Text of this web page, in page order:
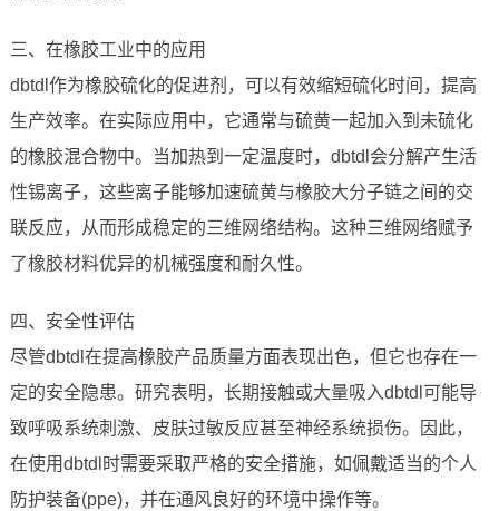
三、在橡胶工业中的应用
dbtdl作为橡胶硫化的促进剂，可以有效缩短硫化时间，提高
生产效率。在实际应用中，它通常与硫黄一起加入到未硫化
的橡胶混合物中。当加热到一定温度时，dbtdl会分解产生活
性锡离子，这些离子能够加速硫黄与橡胶大分子链之间的交
联反应，从而形成稳定的三维网络结构。这种三维网络赋予
了橡胶材料优异的机械强度和耐久性。
四、安全性评估
尽管dbtdl在提高橡胶产品质量方面表现出色，但它也存在一
定的安全隐患。研究表明，长期接触或大量吸入dbtdl可能导
致呼吸系统刺激、皮肤过敏反应甚至神经系统损伤。因此，
在使用dbtdl时需要采取严格的安全措施，如佩戴适当的个人
防护装备(ppe)，并在通风良好的环境中操作等。